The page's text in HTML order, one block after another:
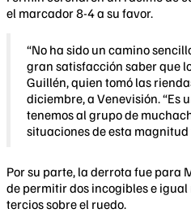
el marcador 8-4 a su favor.
“No ha sido un camino
gran satisfacción saber que
Guillén, quien tomó las
diciembre, a Venevisión. “Es
tenemos al grupo de
situaciones de esta
Por su parte, la derrota fue para
de permitir dos incogibles e
tercios sobre el ruedo.